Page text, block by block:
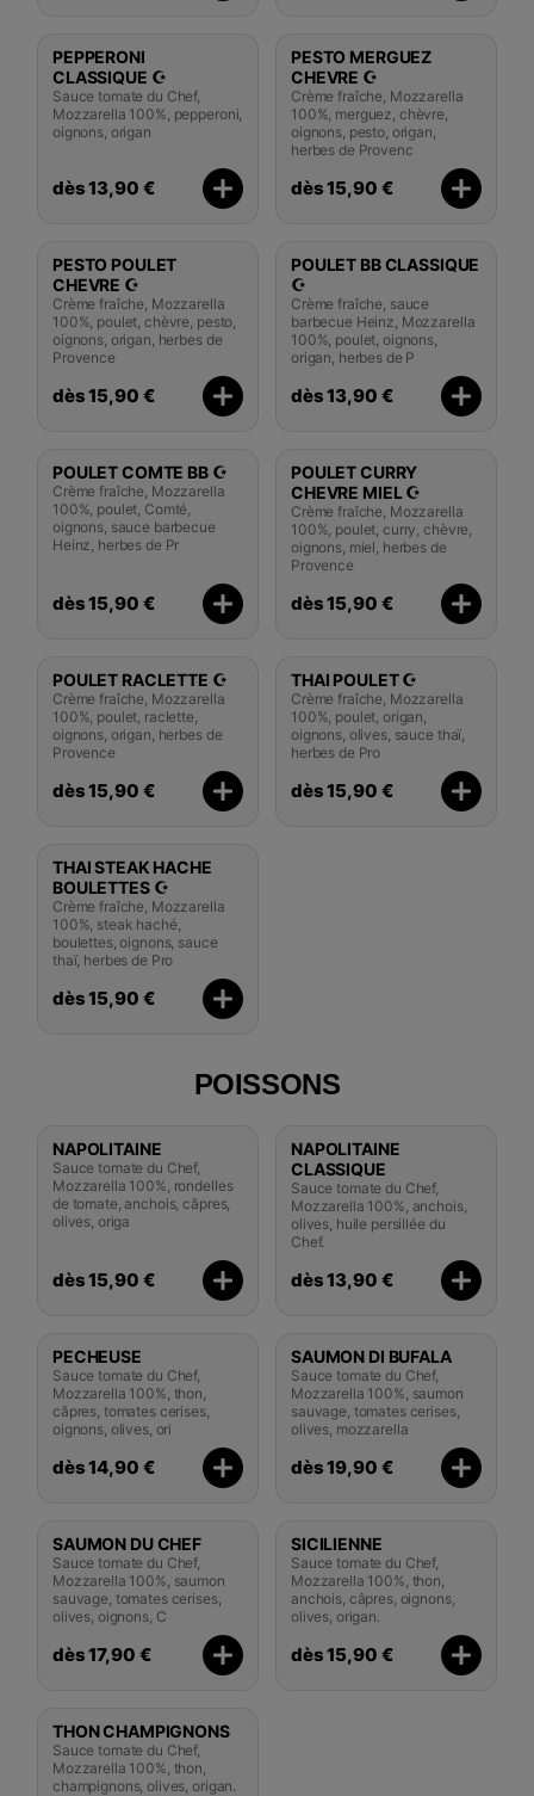
PEPPERONI
CLASSIQUE ☪️
Sauce tomate du Chef,
Mozzarella 100%, pepperoni,
oignons, origan
dès 13,90 €
PESTO MERGUEZ
CHEVRE ☪️
Crème fraîche, Mozzarella
100%, merguez, chèvre,
oignons, pesto, origan,
herbes de Provenc
dès 15,90 €
PESTO POULET
CHEVRE ☪️
Crème fraîche, Mozzarella
100%, poulet, chèvre, pesto,
oignons, origan, herbes de
Provence
dès 15,90 €
POULET BB CLASSIQUE
☪️
Crème fraîche, sauce
barbecue Heinz, Mozzarella
100%, poulet, oignons,
origan, herbes de P
dès 13,90 €
POULET COMTE BB ☪️
Crème fraîche, Mozzarella
100%, poulet, Comté,
oignons, sauce barbecue
Heinz, herbes de Pr
dès 15,90 €
POULET CURRY
CHEVRE MIEL ☪️
Crème fraîche, Mozzarella
100%, poulet, curry, chèvre,
oignons, miel, herbes de
Provence
dès 15,90 €
POULET RACLETTE ☪️
Crème fraîche, Mozzarella
100%, poulet, raclette,
oignons, origan, herbes de
Provence
dès 15,90 €
THAI POULET ☪️
Crème fraîche, Mozzarella
100%, poulet, origan,
oignons, olives, sauce thaï,
herbes de Pro
dès 15,90 €
THAI STEAK HACHE
BOULETTES ☪️
Crème fraîche, Mozzarella
100%, steak haché,
boulettes, oignons, sauce
thaï, herbes de Pro
dès 15,90 €
POISSONS
NAPOLITAINE
Sauce tomate du Chef,
Mozzarella 100%, rondelles
de tomate, anchois, câpres,
olives, origa
dès 15,90 €
NAPOLITAINE
CLASSIQUE
Sauce tomate du Chef,
Mozzarella 100%, anchois,
olives, huile persillée du
Chef.
dès 13,90 €
PECHEUSE
Sauce tomate du Chef,
Mozzarella 100%, thon,
câpres, tomates cerises,
oignons, olives, ori
dès 14,90 €
SAUMON DI BUFALA
Sauce tomate du Chef,
Mozzarella 100%, saumon
sauvage, tomates cerises,
olives, mozzarella
dès 19,90 €
SAUMON DU CHEF
Sauce tomate du Chef,
Mozzarella 100%, saumon
sauvage, tomates cerises,
olives, oignons, C
dès 17,90 €
SICILIENNE
Sauce tomate du Chef,
Mozzarella 100%, thon,
anchois, câpres, oignons,
olives, origan.
dès 15,90 €
THON CHAMPIGNONS
Sauce tomate du Chef,
Mozzarella 100%, thon,
champignons, olives, origan.